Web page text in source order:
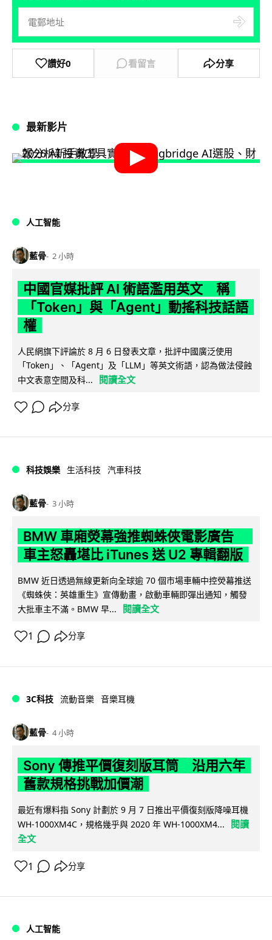
讚好0 看留言 分享
最新影片
人工智能
藍骨 2 小時
中國官媒批評 AI 術語濫用英文 稱
「Token」與「Agent」動搖科技話語
權
人民網旗下評論於 8 月 6 日發表文章，批評中國廣泛使用
「Token」、「Agent」及「LLM」等英文術語，認為做法侵蝕
中文表意空間及科...
閱讀全文
分享
科技娛樂 生活科技 汽車科技
藍骨 3 小時
BMW 車廂熒幕強推蜘蛛俠電影廣告
車主怒轟堪比 iTunes 送 U2 專輯翻版
BMW 近日透過無線更新向全球逾 70 個市場車輛中控熒幕推送
《蜘蛛俠：英雄重生》宣傳動畫，啟動車輛即彈出通知，觸發
大批車主不滿。BMW 早...
閱讀全文
1 分享
3C科技 流動音樂 音樂耳機
藍骨 4 小時
Sony 傳推平價復刻版耳筒 沿用六年
舊款規格挑戰加價潮
最近有爆料指 Sony 計劃於 9 月 7 日推出平價復刻版降噪耳機
WH-1000XM4C，規格幾乎與 2020 年 WH-1000XM4...
閱讀
全文
1 分享
人工智能